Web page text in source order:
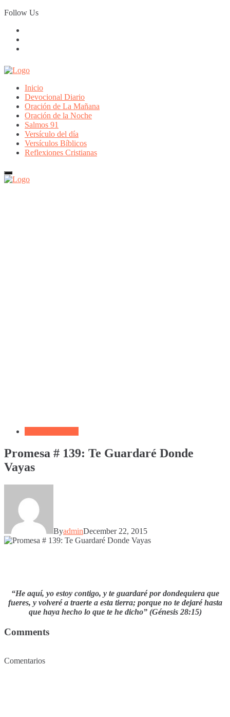
Skip
to
Follow Us
Inicio
Devocional Diario
Oración de La Mañana
Oración de la Noche
Salmos 91
Versículo del día
Versículos Bíblicos
Reflexiones Cristianas
Promesa # 139: Te Guardaré Donde
Vayas
ByadminDecember 22, 2015
“He aquí, yo estoy contigo, y te guardaré por dondequiera que
fueres, y volveré a traerte a esta tierra; porque no te dejaré hasta
que haya hecho lo que te he dicho” (Génesis 28:15)
Comments
Comentarios